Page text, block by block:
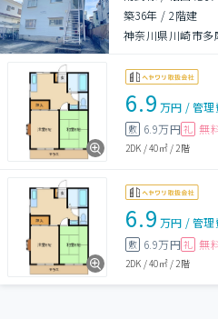
築36年 /2階建
神奈川県川崎市多
6.9 万円 /管理
敷 6.9万円 礼 無
2DK /40㎡/2階
6.9 万円 /管理
敷 6.9万円 礼 無
2DK /40㎡/2階